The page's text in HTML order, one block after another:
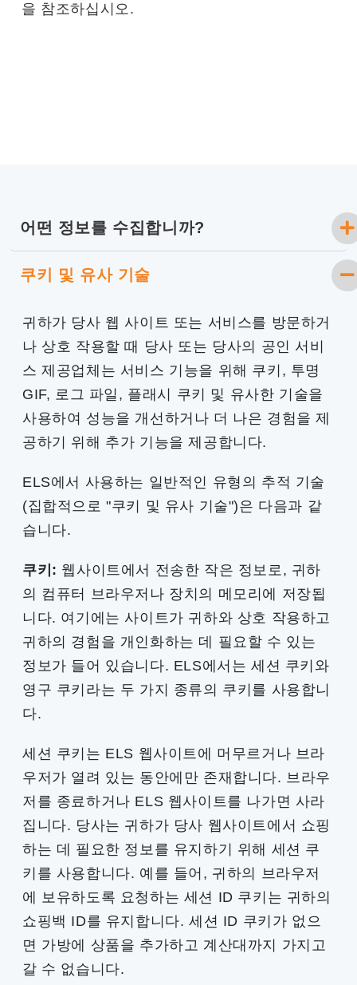
을 참조하십시오.
어떤 정보를 수집합니까?
쿠키 및 유사 기술
귀하가 당사 웹 사이트 또는 서비스를 방문하거
나 상호 작용할 때 당사 또는 당사의 공인 서비
스 제공업체는 서비스 기능을 위해 쿠키, 투명
GIF, 로그 파일, 플래시 쿠키 및 유사한 기술을
사용하여 성능을 개선하거나 더 나은 경험을 제
공하기 위해 추가 기능을 제공합니다.
ELS에서 사용하는 일반적인 유형의 추적 기술
(집합적으로 "쿠키 및 유사 기술")은 다음과 같
습니다.
쿠키: 웹사이트에서 전송한 작은 정보로, 귀하
의 컴퓨터 브라우저나 장치의 메모리에 저장됩
니다. 여기에는 사이트가 귀하와 상호 작용하고
귀하의 경험을 개인화하는 데 필요할 수 있는
정보가 들어 있습니다. ELS에서는 세션 쿠키와
영구 쿠키라는 두 가지 종류의 쿠키를 사용합니
다.
세션 쿠키는 ELS 웹사이트에 머무르거나 브라
우저가 열려 있는 동안에만 존재합니다. 브라우
저를 종료하거나 ELS 웹사이트를 나가면 사라
집니다. 당사는 귀하가 당사 웹사이트에서 쇼핑
하는 데 필요한 정보를 유지하기 위해 세션 쿠
키를 사용합니다. 예를 들어, 귀하의 브라우저
에 보유하도록 요청하는 세션 ID 쿠키는 귀하의
쇼핑백 ID를 유지합니다. 세션 ID 쿠키가 없으
면 가방에 상품을 추가하고 계산대까지 가지고
갈 수 없습니다.